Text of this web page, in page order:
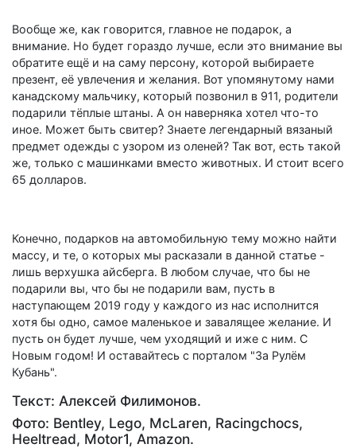
Вообще же, как говорится, главное не подарок, а
внимание. Но будет гораздо лучше, если это внимание вы
обратите ещё и на саму персону, которой выбираете
презент, её увлечения и желания. Вот упомянутому нами
канадскому мальчику, который позвонил в 911, родители
подарили тёплые штаны. А он наверняка хотел что-то
иное. Может быть свитер? Знаете легендарный вязаный
предмет одежды с узором из оленей? Так вот, есть такой
же, только с машинками вместо животных. И стоит всего
65 долларов.
Конечно, подарков на автомобильную тему можно найти
массу, и те, о которых мы расказали в данной статье -
лишь верхушка айсберга. В любом случае, что бы не
подарили вы, что бы не подарили вам, пусть в
наступающем 2019 году у каждого из нас исполнится
хотя бы одно, самое маленькое и завалящее желание. И
пусть он будет лучше, чем уходящий и иже с ним. С
Новым годом! И оставайтесь с порталом "За Рулём
Кубань".
Текст: Алексей Филимонов.
Фото: Bentley, Lego, McLaren, Racingchocs,
Heeltread, Motor1, Amazon.